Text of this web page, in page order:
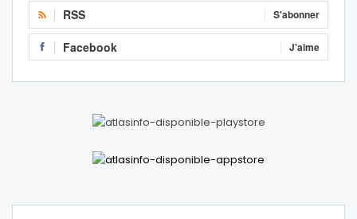
RSS S'abonner
Facebook J'aime